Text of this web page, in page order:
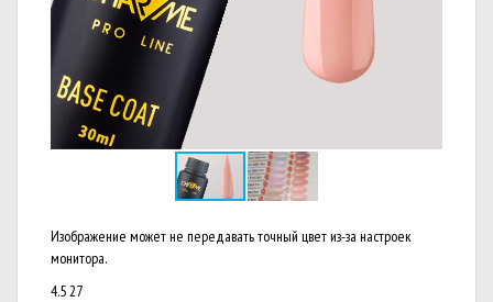
Изображение может не передавать точный цвет из-за настроек
монитора.
4.527